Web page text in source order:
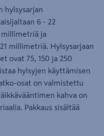
hylsysarjan
6 - 22
millimetriä ja
millimetriä. Hylsysarjaan
ovat 75, 150 ja 250
hylsyjen käyttämisen
osat on valmistettu
kahva on
Pakkaus sisältää